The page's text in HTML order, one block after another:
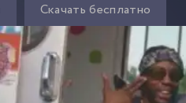
Скачать бесплатно